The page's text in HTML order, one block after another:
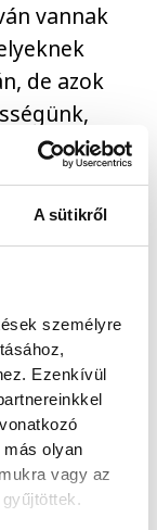
A sütikről
személyre
Ezenkívül
olyan
vagy az
vannak
de azok
a
-
kapusa.
közepe
már
pedig
és
a